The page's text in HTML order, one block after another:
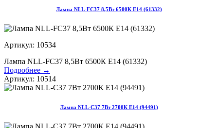
Лампа NLL-FC37 8,5Вт 6500К Е14 (61332)
Артикул: 10534
Лампа NLL-FC37 8,5Вт 6500К Е14 (61332)
Подробнее →
Артикул: 10514
Лампа NLL-C37 7Вт 2700К Е14 (94491)